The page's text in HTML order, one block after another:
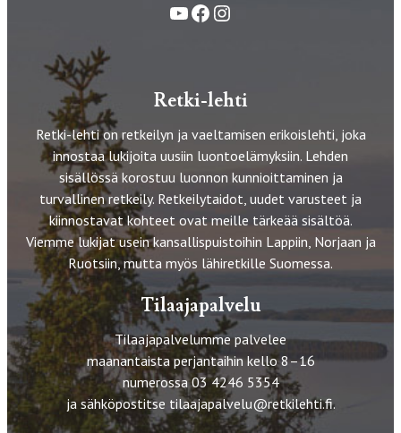
YouTube
FacebookInstagram
Retki-lehti
Retki-lehti on retkeilyn ja vaeltamisen erikoislehti, joka
innostaa lukijoita uusiin luontoelämyksiin. Lehden
sisällössä korostuu luonnon kunnioittaminen ja
turvallinen retkeily. Retkeilytaidot, uudet varusteet ja
kiinnostavat kohteet ovat meille tärkeää sisältöä.
Viemme lukijat usein kansallispuistoihin Lappiin, Norjaan ja
Ruotsiin, mutta myös lähiretkille Suomessa.
Tilaajapalvelu
Tilaajapalvelumme palvelee
maanantaista perjantaihin kello 8–16
numerossa 03 4246 5354
ja sähköpostitse tilaajapalvelu@retkilehti.fi.